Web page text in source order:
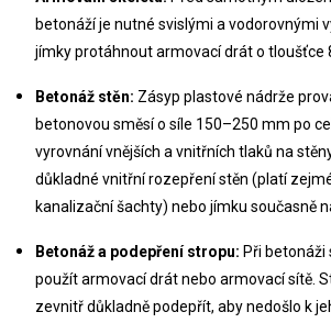
betonáží je nutné svislými a vodorovnými
jímky protáhnout armovací drát o tloušťce
Betonáž stěn: Zásyp plastové nádrže
betonovou směsí o síle 150–250 mm po
vyrovnání vnějších a vnitřních tlaků na
důkladné vnitřní rozepření stěn (platí
kanalizační šachty) nebo jímku současně
Betonáž a podepření stropu: Při betonáži
použít armovací drát nebo armovací sítě.
zevnitř důkladně podepřít, aby nedošlo k